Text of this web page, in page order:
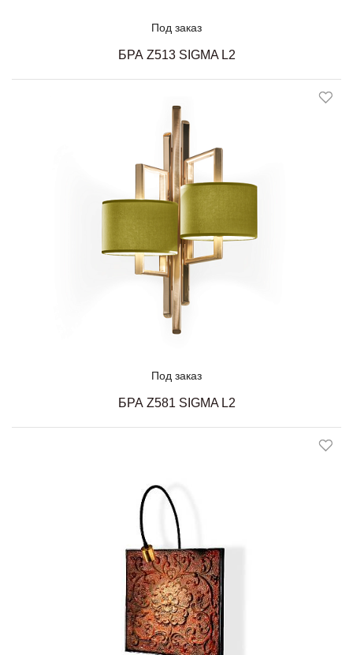
Под заказ
БРА Z513 SIGMA L2
Под заказ
БРА Z581 SIGMA L2